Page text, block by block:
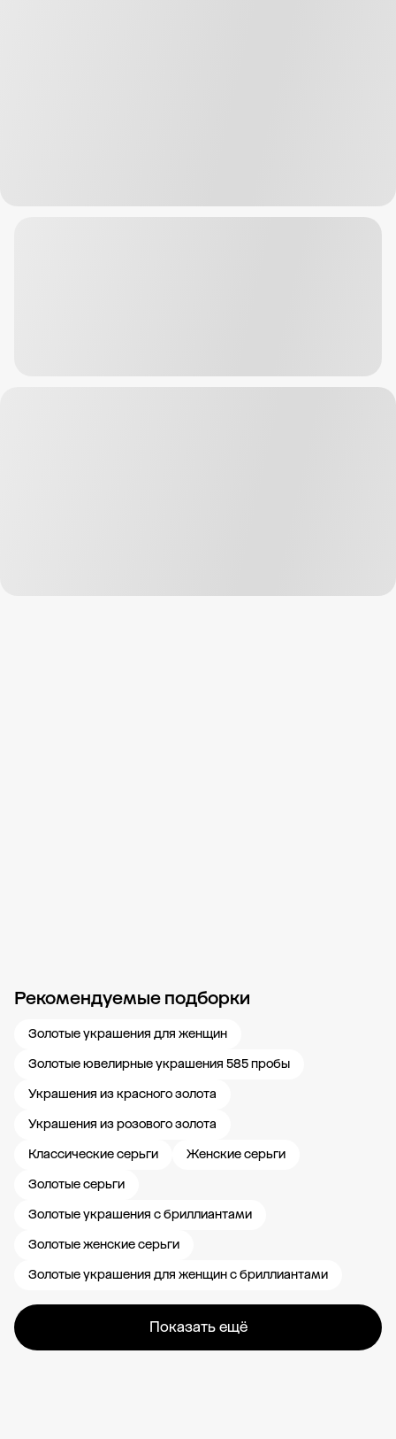
Рекомендуемые подборки
Золотые украшения для женщин
Золотые ювелирные украшения 585 пробы
Украшения из красного золота
Украшения из розового золота
Классические серьги
Женские серьги
Золотые серьги
Золотые украшения с бриллиантами
Золотые женские серьги
Золотые украшения для женщин с бриллиантами
Показать ещё
Новости компании Журнал ЗОЛОТОЙ Блог